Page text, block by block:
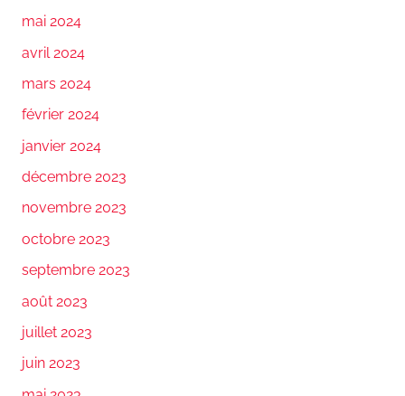
mai 2024
avril 2024
mars 2024
février 2024
janvier 2024
décembre 2023
novembre 2023
octobre 2023
septembre 2023
août 2023
juillet 2023
juin 2023